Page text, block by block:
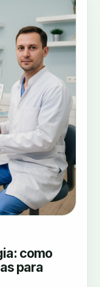
como
para